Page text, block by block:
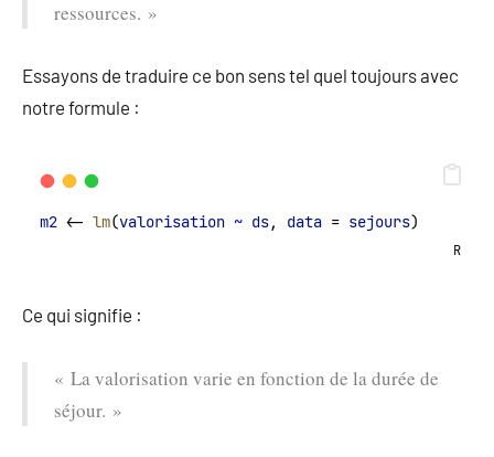
ressources. »
Essayons de traduire ce bon sens tel quel toujours avec
notre formule :
m2 <- lm(valorisation ~ ds, data = sejours)
R
Ce qui signifie :
« La valorisation varie en fonction de la durée de
séjour. »